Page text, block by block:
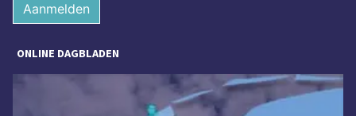
Aanmelden
ONLINE DAGBLADEN